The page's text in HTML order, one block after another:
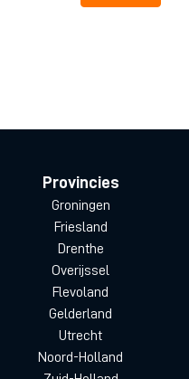
Provincies
Groningen
Friesland
Drenthe
Overijssel
Flevoland
Gelderland
Utrecht
Noord-Holland